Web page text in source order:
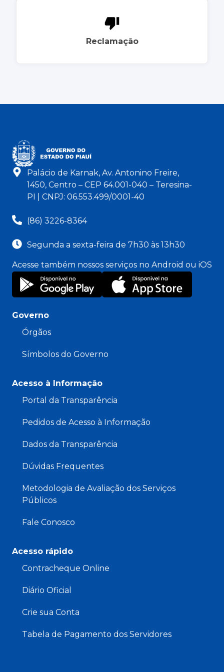
Reclamação
Palácio de Karnak, Av. Antonino Freire,
1450, Centro – CEP 64.001-040 – Teresina-
PI | CNPJ: 06.553.499/0001-40
(86) 3226-8364
Segunda a sexta-feira de 7h30 às 13h30
Acesse também nossos serviços no Android ou iOS
Governo
Órgãos
Símbolos do Governo
Acesso à Informação
Portal da Transparência
Pedidos de Acesso à Informação
Dados da Transparência
Dúvidas Frequentes
Metodologia de Avaliação dos Serviços
Públicos
Fale Conosco
Acesso rápido
Contracheque Online
Diário Oficial
Crie sua Conta
Tabela de Pagamento dos Servidores